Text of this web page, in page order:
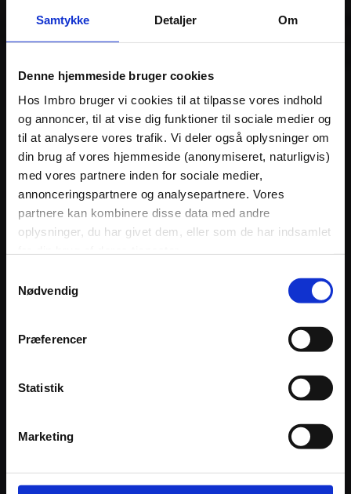
Samtykke Detaljer Om
Denne hjemmeside bruger cookies
Hos Imbro bruger vi cookies til at tilpasse vores indhold
og annoncer, til at vise dig funktioner til sociale medier og
til at analysere vores trafik. Vi deler også oplysninger om
din brug af vores hjemmeside (anonymiseret, naturligvis)
med vores partnere inden for sociale medier,
annonceringspartnere og analysepartnere. Vores
partnere kan kombinere disse data med andre
oplysninger, du har givet dem, eller som de har indsamlet
Nødvendig
Præferencer
Statistik
Marketing